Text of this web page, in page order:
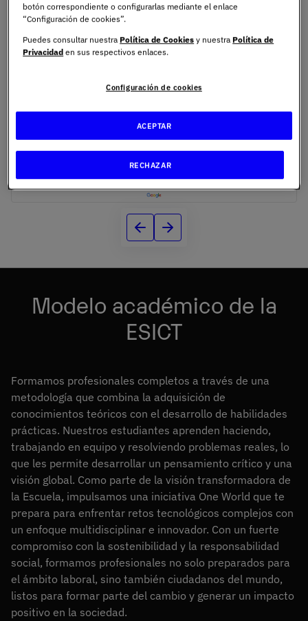
Colaboramos con:
Modelo académico de la
ESICT
Formamos profesionales completos a través de una
metodología que combina la adquisición de
conocimientos teóricos con el desarrollo de habilidades
prácticas. Nuestros estudiantes aprenden haciendo,
trabajando en equipo y resolviendo problemas reales, lo
que les permite desarrollar un pensamiento crítico y una
visión global. Como parte de la visión transformadora de
la Escuela, impulsamos una iniciativa One World que te
prepara para enfrentar retos tecnológicos complejos con
un enfoque multidisciplinar e innovador. Con un fuerte
compromiso con la sostenibilidad y la responsabilidad
social, formamos profesionales no solo preparados para
el ámbito laboral, sino también ciudadanos del mundo,
listos para formar parte del cambio y generar un impacto
positivo en la sociedad.
botón correspondiente o configurarlas mediante el enlace
“Configuración de cookies”.
Puedes consultar nuestra Política de Cookies y nuestra Política de
Privacidad en sus respectivos enlaces.
Configuración de cookies
RECHAZAR
ACEPTAR